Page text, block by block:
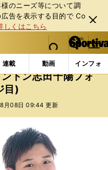
のニーズ等について調
告を表⽰する⽬的で Co
しくはこちら
閉じ
る
web Sportiva (webスポルティーバ)
検索
マイペ
ー
ジ
メニュ
連載 動画 インフォ
ムフォト バスケ町田瑠唯×
トン志田千陽フォ
目)
月08日 09:44 更新